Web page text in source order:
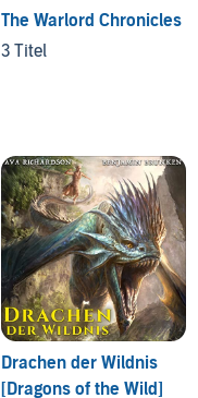
The Warlord Chronicles
3 Titel
Drachen der Wildnis
[Dragons of the Wild]